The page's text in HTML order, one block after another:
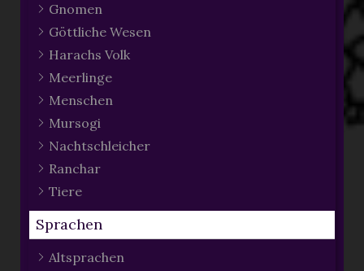
Gnomen
Göttliche Wesen
Harachs Volk
Meerlinge
Menschen
Mursogi
Nachtschleicher
Ranchar
Tiere
Sprachen
Altsprachen